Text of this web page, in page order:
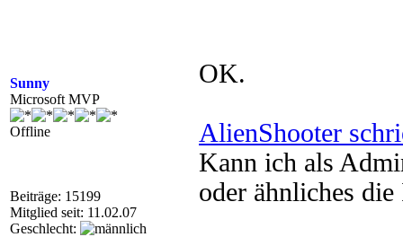
Sunny
Microsoft MVP
Offline
Beiträge: 15199
Mitglied seit: 11.02.07
Geschlecht:
OK.
AlienShooter
Kann ich als
oder ähnliches